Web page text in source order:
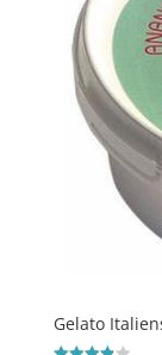
Gelato